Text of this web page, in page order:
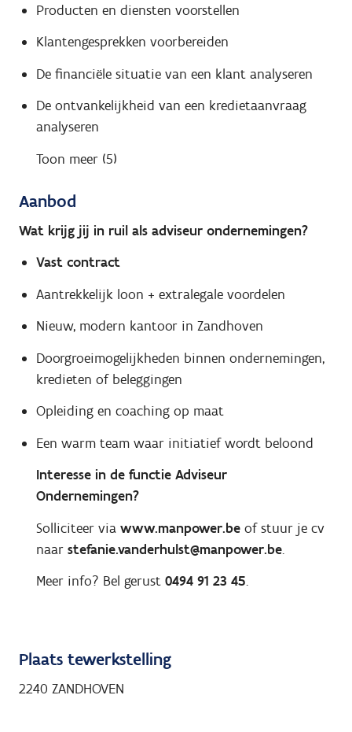
Producten en diensten voorstellen
Klantengesprekken voorbereiden
De financiële situatie van een klant analyseren
De ontvankelijkheid van een kredietaanvraag
analyseren
Toon meer (5)
Aanbod
Wat krijg jij in ruil als adviseur ondernemingen?
Vast contract
Aantrekkelijk loon + extralegale voordelen
Nieuw, modern kantoor in Zandhoven
Doorgroeimogelijkheden binnen ondernemingen,
kredieten of beleggingen
Opleiding en coaching op maat
Een warm team waar initiatief wordt beloond
Interesse in de functie Adviseur
Ondernemingen?
Solliciteer via www.manpower.beof stuur je cv
naar stefanie.vanderhulst@manpower.be.
Meer info? Bel gerust 0494 91 23 45.
Plaats tewerkstelling
2240 ZANDHOVEN